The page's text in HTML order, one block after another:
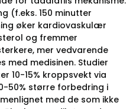
(f.eks. 150 minutter
øker kardiovaskulær
og fremmer
mer vedvarende
med medisinen. Studier
10-15% kroppsvekt via
50% større forbedring i
med de som ikke